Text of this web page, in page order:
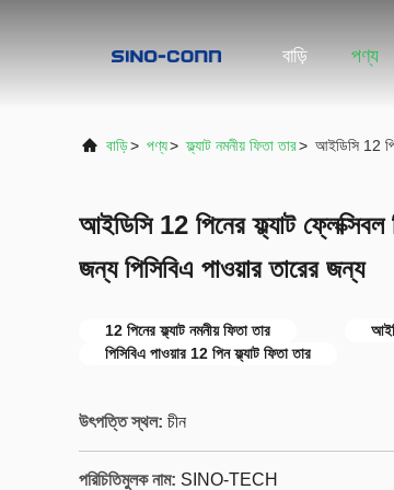
বাড়ি পণ্য
বাড়ি> পণ্য> ফ্ল্যাট নমনীয় ফিতা তার> আইডিসি 12
আইডিসি 12 পিনের ফ্ল্যাট
জন্য পিসিবিএ পাওয়ার তারের জন্য
12 পিনের ফ্ল্যাট নমনীয় ফিতা তার
পিসিবিএ পাওয়ার 12 পিন ফ্ল্যাট ফিতা তার
উৎপত্তি স্থল: চীন
পরিচিতিমুলক নাম: SINO-TECH